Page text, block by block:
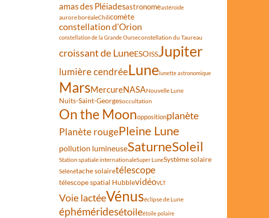
amas des Pléiadesastronomeastéroïde
aurore boréaleChilicomète
constellation d'Orion
constellation de la Grande Ourseconstellation du Taureau
croissant de LuneESOISSJupiter
lumière cendréeLunelunette astronomique
MarsMercureNASANouvelle Lune
Nuits-Saint-Georgesoccultation
On the Moonoppositionplanète
Planète rougePleine Lune
pollution lumineuseSaturneSoleil
Station spatiale internationaleSuper LuneSystème solaire
Sélénétache solairetélescope
télescope spatial HubblevidéoVLT
Voie lactéeVénuséclipse de Lune
éphéméridesétoileétoile polaire